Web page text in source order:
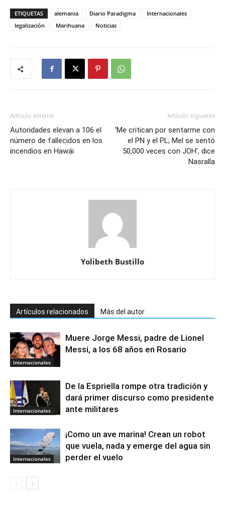
ETIQUETAS alemania Diario Paradigma
Internacionales
legalización
Marihuana Noticias
Artículo anterior
Autoridades elevan a 106 el
número de fallecidos en los
incendios en Hawái
Artículo siguiente
‘Me critican por sentarme con
el PN y el PL; Mel se sentó
50,000 veces con JOH’, dice
Nasralla
Yolibeth Bustillo
Artículos relacionados Más del autor
Internacionales
Muere Jorge Messi, padre de Lionel
Messi, a los 68 años en Rosario
Internacionales
De la Espriella rompe otra tradición y
dará primer discurso como presidente
ante militares
Internacionales
¡Como un ave marina! Crean un robot
que vuela, nada y emerge del agua sin
perder el vuelo